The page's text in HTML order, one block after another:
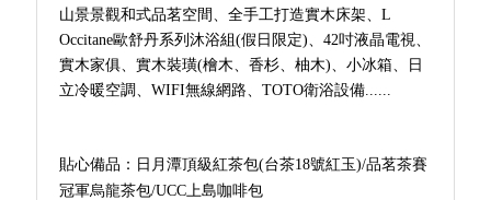
山景景觀和式品茗空間、全手工打造實木床架、L
Occitane歐舒丹系列沐浴組(假日限定)、42吋液晶電視、
實木家俱、實木裝璜(檜木、香杉、柚木)、小冰箱、日
立冷暖空調、WIFI無線網路、TOTO衛浴設備......
貼心備品：日月潭頂級紅茶包(台茶18號紅玉)/品茗茶賽
冠軍烏龍茶包/UCC上島咖啡包